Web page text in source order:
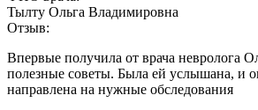
Тылту Ольга Владимировна
Отзыв:
Впервые получила от врача невролога
полезные советы. Была ей услышана, и
направлена на нужные обследования